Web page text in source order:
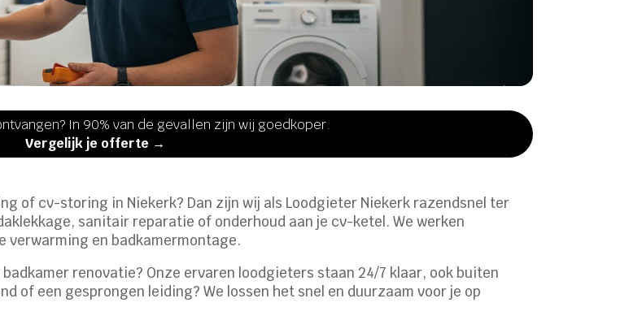
In 90% van de gevallen zijn wij goedkoper.
Vergelijk je offerte →
of cv-storing in Niekerk? Dan zijn wij als Loodgieter Niekerk razendsnel ter
sanitair reparatie of onderhoud aan je cv-ketel. We werken
verwarming en badkamermontage.
renovatie? Onze ervaren loodgieters staan 24/7 klaar, ook buiten
of een gesprongen leiding? We lossen het snel en duurzaam voor je op